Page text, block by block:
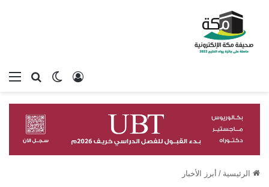
بحثالوضع
تسجيل الدخول
الرئيسية / أبرز الأخبار